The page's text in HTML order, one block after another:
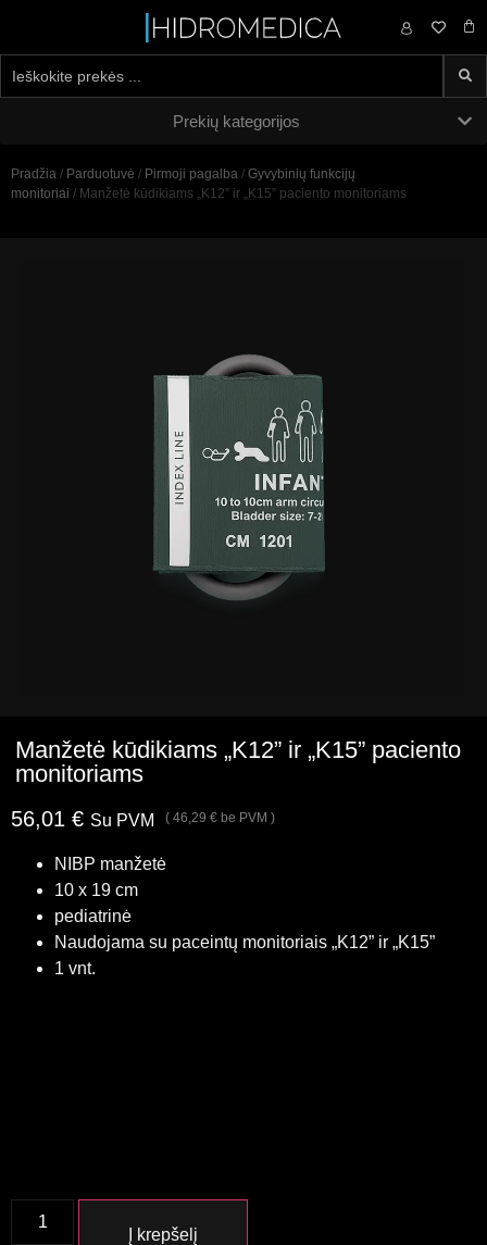
0,00 €
Prekių kategorijos
Pradžia / Parduotuvė / Pirmoji pagalba / Gyvybinių funkcijų
monitoriai / Manžetė kūdikiams „K12” ir „K15” paciento monitoriams
Manžetė kūdikiams „K12” ir „K15” paciento
monitoriams
56,01 € Su PVM ( 46,29 € be PVM )
NIBP manžetė
10 x 19 cm
pediatrinė
Naudojama su paceintų monitoriais „K12” ir „K15”
1 vnt.
Į krepšelį